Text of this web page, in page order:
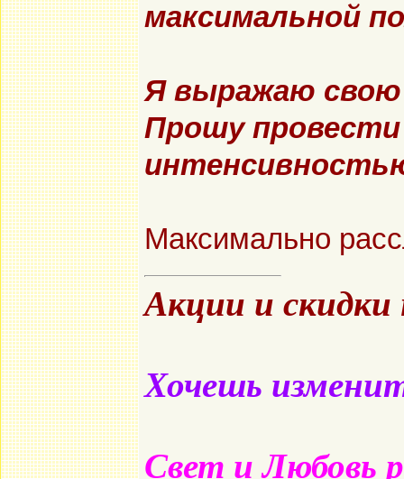
максимальной
Я выражаю свою
Прошу
Максимально
Акции и
Хочешь
Свет и Любовь